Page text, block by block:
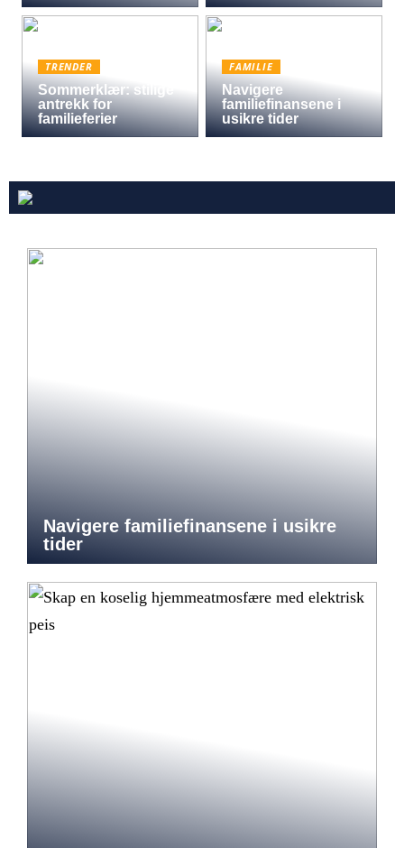
TRENDER
Sommerklær: stilige
antrekk for
familieferier
FAMILIE
Navigere
familiefinansene i
usikre tider
Navigere familiefinansene i usikre
tider